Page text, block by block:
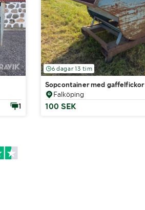
1
6 dagar 13 tim
Sopcontainer med gaffelfickor
Falköping
100 SEK